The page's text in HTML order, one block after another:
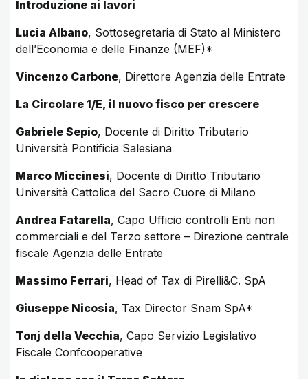
Introduzione ai lavori
Lucia Albano, Sottosegretaria di Stato al Ministero
dell’Economia e delle Finanze (MEF)*
Vincenzo Carbone, Direttore Agenzia delle Entrate
La Circolare 1/E, il nuovo fisco per crescere
Gabriele Sepio, Docente di Diritto Tributario
Università Pontificia Salesiana
Marco Miccinesi, Docente di Diritto Tributario
Università Cattolica del Sacro Cuore di Milano
Andrea Fatarella, Capo Ufficio controlli Enti non
commerciali e del Terzo settore – Direzione centrale
fiscale Agenzia delle Entrate
Massimo Ferrari, Head of Tax di Pirelli&C. SpA
Giuseppe Nicosia, Tax Director Snam SpA*
Tonj della Vecchia, Capo Servizio Legislativo
Fiscale Confcooperative